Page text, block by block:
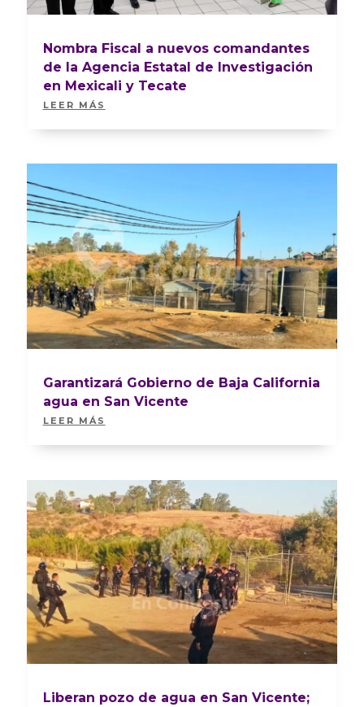
Nombra Fiscal a nuevos comandantes
de la Agencia Estatal de Investigación
en Mexicali y Tecate
LEER MÁS
Garantizará Gobierno de Baja California
agua en San Vicente
LEER MÁS
Liberan pozo de agua en San Vicente;